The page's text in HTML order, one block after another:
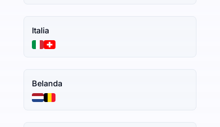
Italia
Belanda